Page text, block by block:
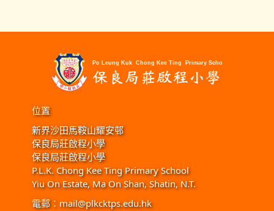
位置
新界沙田馬鞍山耀安邨
保良局莊啟程小學
保良局莊啟程小學
P.L.K. Chong Kee Ting Primary School
Yiu On Estate, Ma On Shan, Shatin, N.T.
電郵： mail@plkcktps.edu.hk